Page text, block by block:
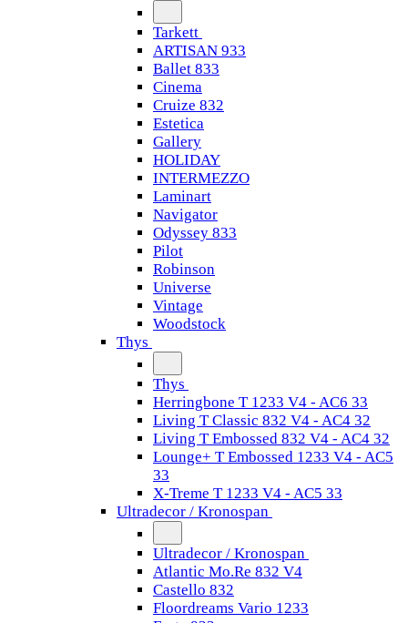
Tarkett
ARTISAN 933
Ballet 833
Cinema
Cruize 832
Estetica
Gallery
HOLIDAY
INTERMEZZO
Laminart
Navigator
Odyssey 833
Pilot
Robinson
Universe
Vintage
Woodstock
Thys
Thys
Herringbone T 1233 V4 - AC6 33
Living T Classic 832 V4 - AC4 32
Living T Embossed 832 V4 - AC4 32
Lounge+ T Embossed 1233 V4 - AC5
33
X-Treme T 1233 V4 - AC5 33
Ultradecor / Kronospan
Ultradecor / Kronospan
Atlantic Mo.Re 832 V4
Castello 832
Floordreams Vario 1233